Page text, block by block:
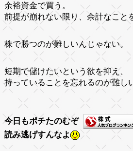
余裕資金で買う。
前提が崩れない限り、余計なこと
株で勝つのが難しいんじゃない。
短期で儲けたいという欲を抑え、
持っていることを忘れるのが難し
今日もポチたのむぞ
読み逃げすんなよ